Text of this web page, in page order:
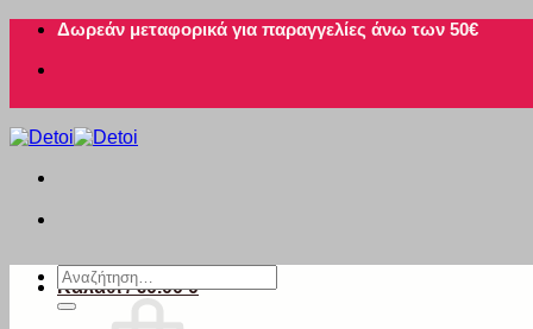
Μετάβαση
περιεχόμενο
Δωρεάν μεταφορικά για παραγγελίες άνω των 50€
Καλάθι /€0.00 0
Αναζήτηση
για: